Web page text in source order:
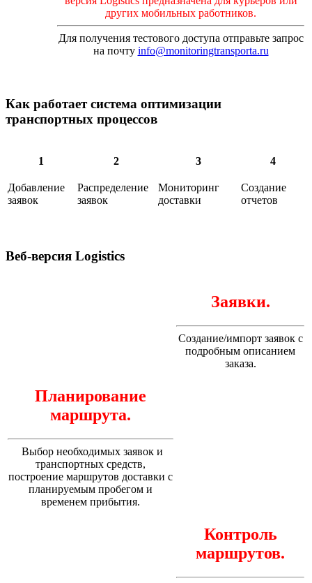
других мобильных работников.
Для получения тестового доступа отправьте запрос
на почту info@monitoringtransporta.ru
Как работает система оптимизации
транспортных процессов
1 2 3 4
Добавление
заявок
Распределение
заявок
Мониторинг
доставки
Создание
отчетов
Веб-версия Logistics
Заявки.
Создание/импорт заявок с
подробным описанием
заказа.
Планирование
маршрута.
Выбор необходимых заявок и
транспортных средств,
построение маршрутов доставки с
планируемым пробегом и
временем прибытия.
Контроль
маршрутов.